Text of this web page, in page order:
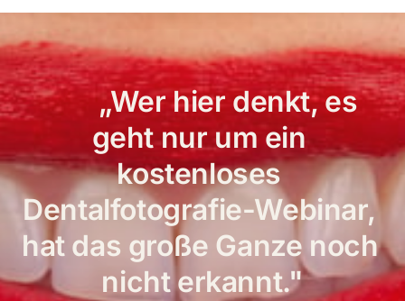
	„Wer hier denkt, es
geht nur um ein
kostenloses
Dentalfotografie-Webinar,
hat das große Ganze noch
nicht erkannt."